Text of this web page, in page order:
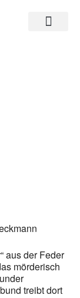
aus der Feder
mörderisch
treibt dort